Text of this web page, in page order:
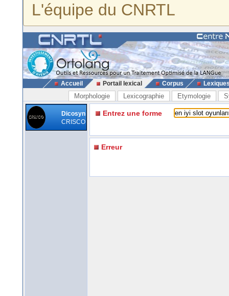
L'équipe du CNRTL
Accueil Portail lexical Corpus
Morphologie Lexicographie Etymologie
Dicosyn
CRISCO
Entrez une forme
Erreur